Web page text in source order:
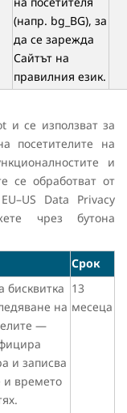
(напр. bg_BG), за
да се зарежда
Сайтът на
правилния език.
и се използват за
посетителите на
и
се обработват от
Data Privacy
чрез бутона
Срок
бисквитка
на
—
и записва
и времето
13
месеца